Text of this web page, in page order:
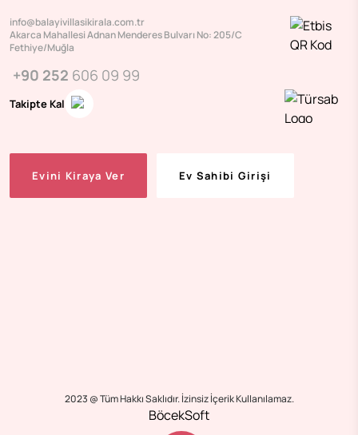
info@balayivillasikirala.com.tr
Akarca Mahallesi Adnan Menderes Bulvarı No: 205/C
Fethiye/Muğla
+90 252 606 09 99
Takipte Kal
Evini Kiraya Ver Ev Sahibi Girişi
2023 @ Tüm Hakkı Saklıdır. İzinsiz İçerik Kullanılamaz.
BöcekSoft